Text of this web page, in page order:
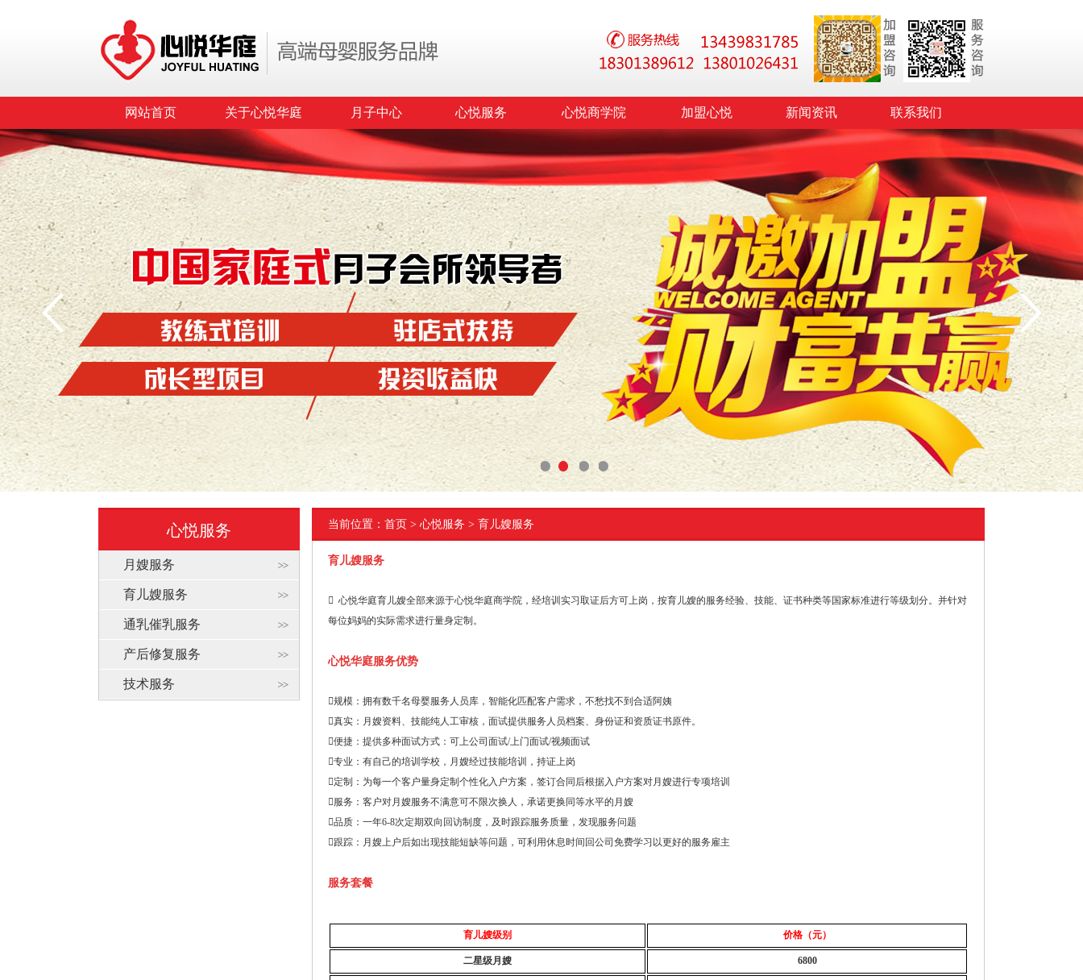
网站首页 关于心悦华庭 月子中心 心悦服务 心悦商学院 加盟心悦 新闻资讯 联系我们
2 4
心悦服务
月嫂服务
育儿嫂服务
通乳催乳服务
产后修复服务
技术服务
当前位置： 首页 > 心悦服务 > 育儿嫂服务
育儿嫂服务
 心悦华庭育儿嫂全部来源于心悦华庭商学院，经培训实习取证后方可上岗，按育儿嫂的服务经验、技能、证书种类等国家标准进行等级划分。并针对
每位妈妈的实际需求进行量身定制。
心悦华庭服务优势
规模：拥有数千名母婴服务人员库，智能化匹配客户需求，不愁找不到合适阿姨
真实：月嫂资料、技能纯人工审核，面试提供服务人员档案、身份证和资质证书原件。
便捷：提供多种面试方式：可上公司面试/上门面试/视频面试
专业：有自己的培训学校，月嫂经过技能培训，持证上岗
定制：为每一个客户量身定制个性化入户方案，签订合同后根据入户方案对月嫂进行专项培训
服务：客户对月嫂服务不满意可不限次换人，承诺更换同等水平的月嫂
品质：一年6-8次定期双向回访制度，及时跟踪服务质量，发现服务问题
跟踪：月嫂上户后如出现技能短缺等问题，可利用休息时间回公司免费学习以更好的服务雇主
服务套餐
育儿嫂级别 价格（元）
二星级月嫂 6800